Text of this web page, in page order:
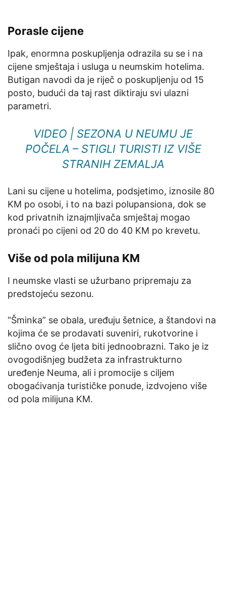
Porasle cijene
Ipak, enormna poskupljenja odrazila su se i na
cijene smještaja i usluga u neumskim hotelima.
Butigan navodi da je riječ o poskupljenju od 15
posto, budući da taj rast diktiraju svi ulazni
parametri.
VIDEO | SEZONA U NEUMU JE
POČELA – STIGLI TURISTI IZ VIŠE
STRANIH ZEMALJA
Lani su cijene u hotelima, podsjetimo, iznosile 80
KM po osobi, i to na bazi polupansiona, dok se
kod privatnih iznajmljivača smještaj mogao
pronaći po cijeni od 20 do 40 KM po krevetu.
Više od pola milijuna KM
I neumske vlasti se užurbano pripremaju za
predstojeću sezonu.
“Šminka” se obala, uređuju šetnice, a štandovi na
kojima će se prodavati suveniri, rukotvorine i
slično ovog će ljeta biti jednoobrazni. Tako je iz
ovogodišnjeg budžeta za infrastrukturno
uređenje Neuma, ali i promocije s ciljem
obogaćivanja turističke ponude, izdvojeno više
od pola milijuna KM.